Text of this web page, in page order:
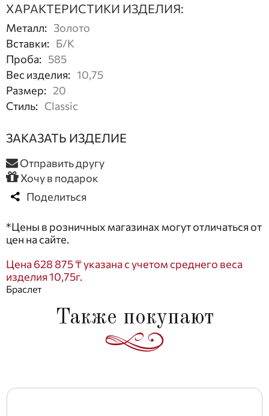
ХАРАКТЕРИСТИКИ ИЗДЕЛИЯ:
Металл: Золото
Вставки: Б/К
Проба: 585
Вес изделия: 10,75
Размер: 20
Стиль: Classic
ЗАКАЗАТЬ ИЗДЕЛИЕ
Отправить другу
Хочу в подарок
Поделиться
*Цены в розничных магазинах могут отличаться от
цен на сайте.
Цена 628 875 ₸ указана с учетом среднего веса
изделия 10,75г.
Браслет
Также покупают